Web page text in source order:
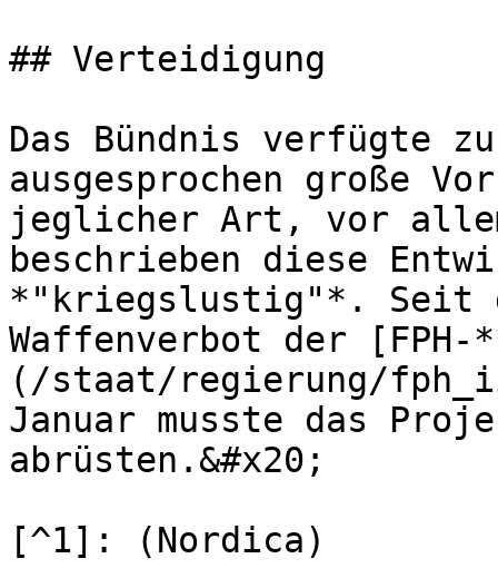
## Verteidigung
Das Bündnis verfügte
ausgesprochen große
jeglicher Art, vor
beschrieben diese
*"kriegslustig"*. Seit
Waffenverbot der
(/staat/regierung/
Januar musste das
abrüsten.&#x20;
[^1]: (Nordica)